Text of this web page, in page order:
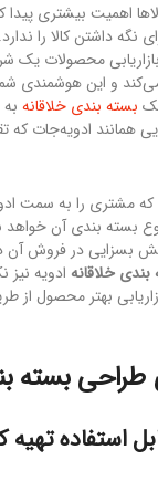
اهمیت بیشتری
داشتن کالا را
محصولات یک
و این هوشمندی
بسته بندی خلاقانه
همانند ادویه‌جات که
مشتری را به سمت
بسته بندی آن خواهد
بسزایی در فروش آن
خلاقانه ادویه نیز
بهتر محصول
استفاده تهیه